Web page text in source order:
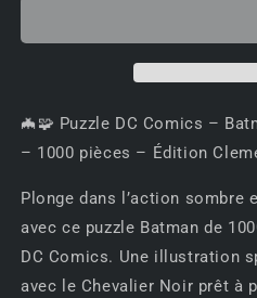
DC
Batman
–
Gotham
flammes
–
1000
pièces
DC
Batman
–
Gotham
en
flammes
–
1000
pièces
🦇🧩 Puzzle DC Comics –
– 1000 pièces – Édition
Plonge dans l’action sombre
avec ce puzzle Batman de
DC Comics. Une illustration
avec le Chevalier Noir prêt à